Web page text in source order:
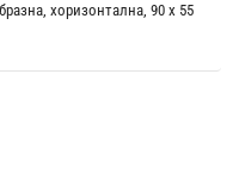
хоризонтална, 90 х 55